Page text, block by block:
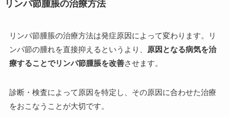
リンパ節腫脹の治療方法
リンパ節腫脹の治療方法は発症原因によって変わります。リ
ンパ節の腫れを直接抑えるというより、
原因となる病気を治
療することでリンパ節腫脹を改善させます。
診断・検査によって原因を特定し、その原因に合わせた治療
をおこなうことが大切です。